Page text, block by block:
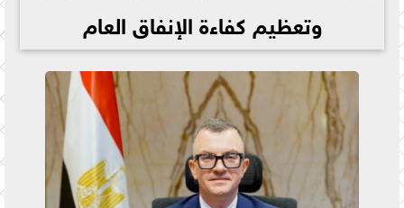
وتعظيم كفاءة الإنفاق العام